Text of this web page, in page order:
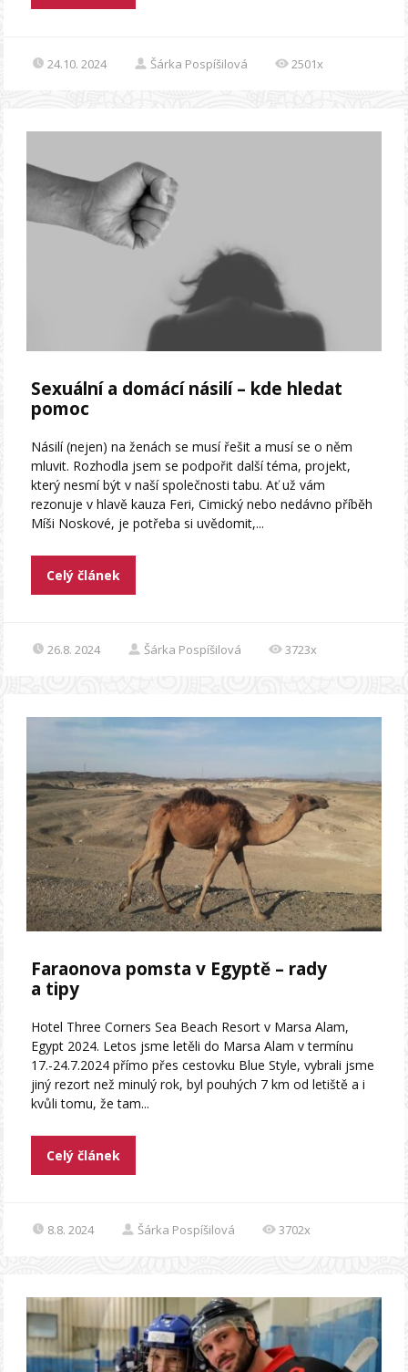
24.10. 2024 Šárka Pospíšilová 2501x
Sexuální a domácí násilí – kde hledat
pomoc
Násilí (nejen) na ženách se musí řešit a musí se o něm
mluvit. Rozhodla jsem se podpořit další téma, projekt,
který nesmí být v naší společnosti tabu. Ať už vám
rezonuje v hlavě kauza Feri, Cimický nebo nedávno příběh
Míši Noskové, je potřeba si uvědomit,...
Celý článek
26.8. 2024 Šárka Pospíšilová 3723x
Faraonova pomsta v Egyptě – rady
a tipy
Hotel Three Corners Sea Beach Resort v Marsa Alam,
Egypt 2024. Letos jsme letěli do Marsa Alam v termínu
17.-24.7.2024 přímo přes cestovku Blue Style, vybrali jsme
jiný rezort než minulý rok, byl pouhých 7 km od letiště a i
kvůli tomu, že tam...
Celý článek
8.8. 2024 Šárka Pospíšilová 3702x